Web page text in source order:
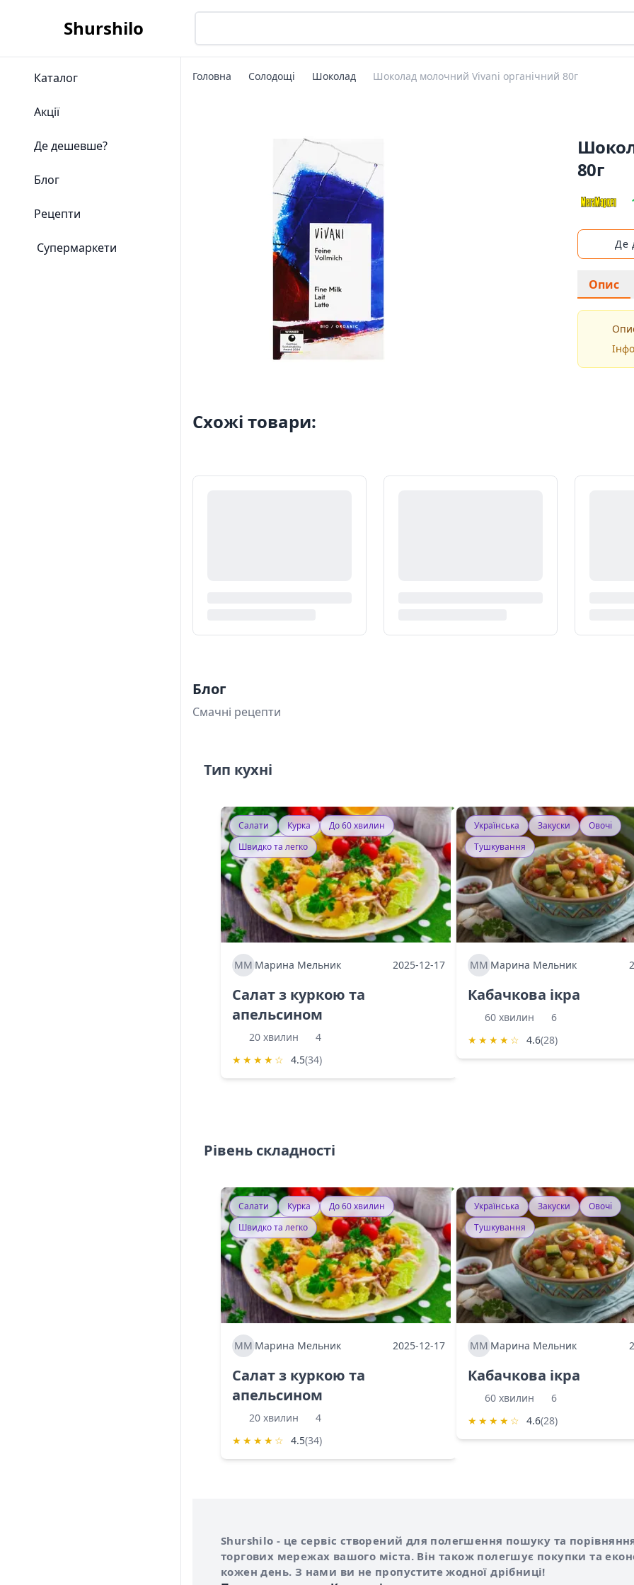
Shurshilo
Каталог
Акції
Де дешевше?
Блог
Рецепти
Супермаркети
Головна Солодощі Шоколад Шоколад молочний Vivani органічний 80г
80г
Де
Опис
Схожі товари:
Блог
Смачні рецепти
Тип кухні
Салати Курка
До 60 хвилин
Швидко та легко
ММ Марина Мельник 2025-12-17
Салат з куркою та
апельсином
20 хвилин
4
★ ★ ★ ★ ☆ 4.5(34)
Українська Закуски
Овочі
Тушкування
ММ Марина Мельник
Кабачкова ікра
60 хвилин
6
★ ★ ★ ★ ☆ 4.6(28)
Рівень складності
Салати Курка
До 60 хвилин
Швидко та легко
ММ Марина Мельник 2025-12-17
Салат з куркою та
апельсином
20 хвилин
4
★ ★ ★ ★ ☆ 4.5(34)
Українська Закуски
Овочі
Тушкування
ММ Марина Мельник
Кабачкова ікра
60 хвилин
6
★ ★ ★ ★ ☆ 4.6(28)
Про сервіс Shurshilo
Shurshilo - це сервіс створений для полегшення пошуку та
торгових мережах вашого міста. Він також полегшує покупки та
кожен день. З нами ви не пропустите жодної дрібниці!